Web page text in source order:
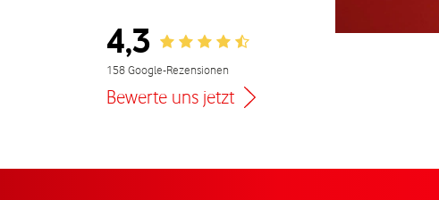
4,3 Rating 4.3
158 Google-Rezensionen
Bewerte uns jetzt